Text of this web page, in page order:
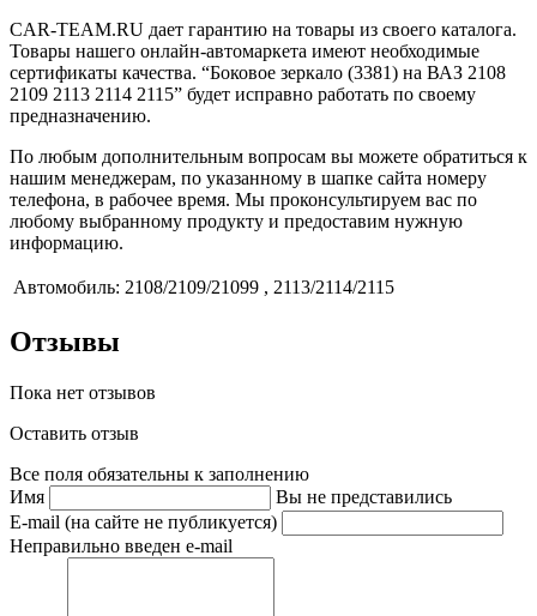
CAR-TEAM.RU дает гарантию на товары из своего каталога.
Товары нашего онлайн-автомаркета имеют необходимые
сертификаты качества. “Боковое зеркало (3381) на ВАЗ 2108
2109 2113 2114 2115” будет исправно работать по своему
предназначению.
По любым дополнительным вопросам вы можете обратиться к
нашим менеджерам, по указанному в шапке сайта номеру
телефона, в рабочее время. Мы проконсультируем вас по
любому выбранному продукту и предоставим нужную
информацию.
Автомобиль: 2108/2109/21099 , 2113/2114/2115
Отзывы
Пока нет отзывов
Оставить отзыв
Все поля обязательны к заполнению
Имя
Вы не представились
E-mail (на сайте не публикуется)
Неправильно введен e-mail